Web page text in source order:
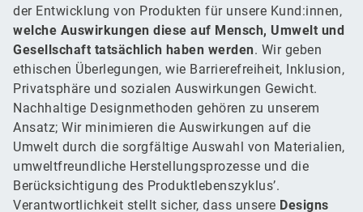
der Entwicklung von Produkten für unsere Kund:innen,
welche Auswirkungen diese auf Mensch, Umwelt und
Gesellschaft tatsächlich haben werden. Wir geben
ethischen Überlegungen, wie Barrierefreiheit, Inklusion,
Privatsphäre und sozialen Auswirkungen Gewicht.
Nachhaltige Designmethoden gehören zu unserem
Ansatz; Wir minimieren die Auswirkungen auf die
Umwelt durch die sorgfältige Auswahl von Materialien,
umweltfreundliche Herstellungsprozesse und die
Berücksichtigung des Produktlebenszyklus’.
Verantwortlichkeit stellt sicher, dass unsere Designs